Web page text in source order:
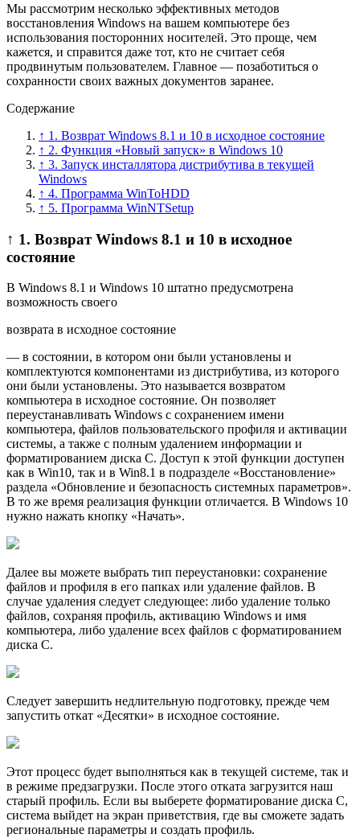
Мы рассмотрим несколько эффективных методов
восстановления Windows на вашем компьютере без
использования посторонних носителей. Это проще, чем
кажется, и справится даже тот, кто не считает себя
продвинутым пользователем. Главное — позаботиться о
сохранности своих важных документов заранее.
Содержание
↑ 1. Возврат Windows 8.1 и 10 в исходное состояние
↑ 2. Функция «Новый запуск» в Windows 10
↑ 3. Запуск инсталлятора дистрибутива в текущей
Windows
↑ 4. Программа WinToHDD
↑ 5. Программа WinNTSetup
↑ 1. Возврат Windows 8.1 и 10 в исходное
состояние
В Windows 8.1 и Windows 10 штатно предусмотрена
возможность своего
возврата в исходное состояние
— в состоянии, в котором они были установлены и
комплектуются компонентами из дистрибутива, из которого
они были установлены. Это называется возвратом
компьютера в исходное состояние. Он позволяет
переустанавливать Windows с сохранением имени
компьютера, файлов пользовательского профиля и активации
системы, а также с полным удалением информации и
форматированием диска С. Доступ к этой функции доступен
как в Win10, так и в Win8.1 в подразделе «Восстановление»
раздела «Обновление и безопасность системных параметров».
В то же время реализация функции отличается. В Windows 10
нужно нажать кнопку «Начать».
Далее вы можете выбрать тип переустановки: сохранение
файлов и профиля в его папках или удаление файлов. В
случае удаления следует следующее: либо удаление только
файлов, сохраняя профиль, активацию Windows и имя
компьютера, либо удаление всех файлов с форматированием
диска C.
Следует завершить недлительную подготовку, прежде чем
запустить откат «Десятки» в исходное состояние.
Этот процесс будет выполняться как в текущей системе, так и
в режиме предзагрузки. После этого отката загрузится наш
старый профиль. Если вы выберете форматирование диска С,
система выйдет на экран приветствия, где вы сможете задать
региональные параметры и создать профиль.